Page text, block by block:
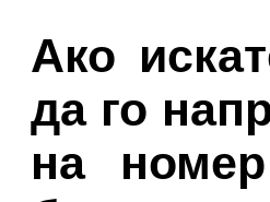
Ако
да го
на